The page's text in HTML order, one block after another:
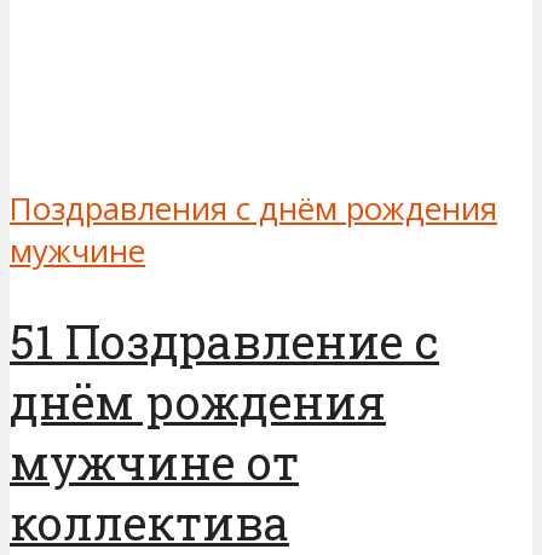
Поздравления с днём рождения
мужчине
51 Поздравление с
днём рождения
мужчине от
коллектива